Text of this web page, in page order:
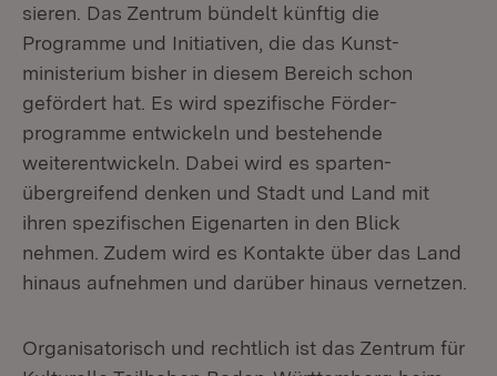
sieren. Das Zentrum bündelt künftig die
Programme und Initiativen, die das Kunst­
ministerium bisher in diesem Bereich schon
gefördert hat. Es wird spezi­fische Förder­
programme entwickeln und bestehende
weiterentwickeln. Dabei wird es sparten­
übergreifend denken und Stadt und Land mit
ihren spezifischen Eigenarten in den Blick
nehmen. Zudem wird es Kontakte über das Land
hinaus aufnehmen und darüber hinaus vernetzen.
Organisatorisch und rechtlich ist das Zentrum für